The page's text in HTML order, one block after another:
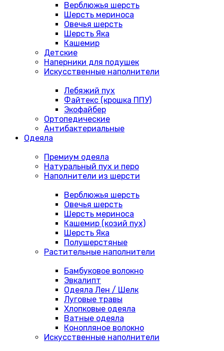
Верблюжья шерсть
Шерсть мериноса
Овечья шерсть
Шерсть Яка
Кашемир
Детские
Наперники для подушек
Искусственные наполнители
Лебяжий пух
Файтекс (крошка ППУ)
Экофайбер
Ортопедические
Антибактериальные
Одеяла
Премиум одеяла
Натуральный пух и перо
Наполнители из шерсти
Верблюжья шерсть
Овечья шерсть
Шерсть мериноса
Кашемир (козий пух)
Шерсть Яка
Полушерстяные
Растительные наполнители
Бамбуковое волокно
Эвкалипт
Одеяла Лен / Шелк
Луговые травы
Хлопковые одеяла
Ватные одеяла
Конопляное волокно
Искусственные наполнители